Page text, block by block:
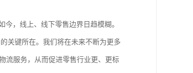
，线上、线下零售边界日趋模糊。
关键所在。我们将在未来不断为更多
流服务，从而促进零售行业更、更标